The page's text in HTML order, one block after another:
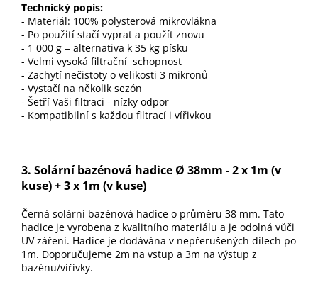
Technický popis:
- Materiál: 100% polysterová mikrovlákna
- Po použití stačí vyprat a použít znovu
- 1 000 g = alternativa k 35 kg písku
- Velmi vysoká filtrační schopnost
- Zachytí nečistoty o velikosti 3 mikronů
- Vystačí na několik sezón
- Šetří Vaši filtraci - nízky odpor
- Kompatibilní s každou filtrací i vířivkou
3. Solární bazénová hadice Ø 38mm - 2 x 1m (v
kuse) + 3 x 1m (v kuse)
Černá solární bazénová hadice o průměru 38 mm. Tato
hadice je vyrobena z kvalitního materiálu a je odolná vůči
UV záření. Hadice je dodávána v nepřerušených dílech po
1m. Doporučujeme 2m na vstup a 3m na výstup z
bazénu/vířivky.